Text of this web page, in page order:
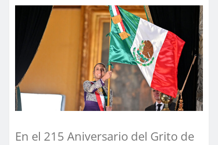
En el 215 Aniversario del Grito de